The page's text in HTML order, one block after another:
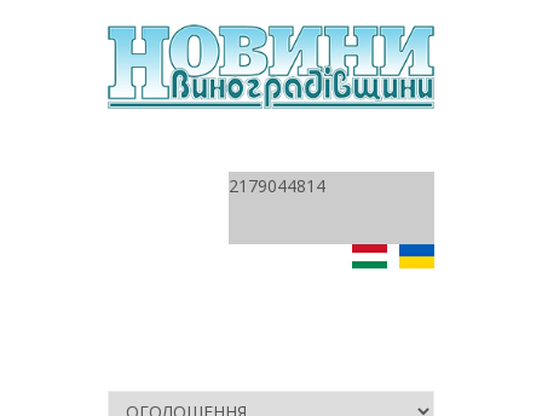
2179044814